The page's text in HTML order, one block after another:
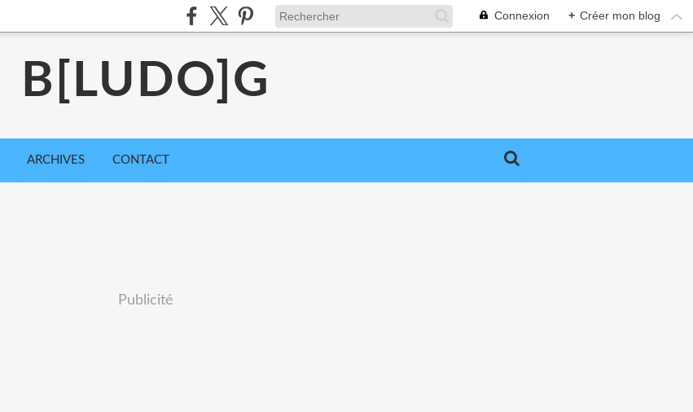
Connexion + Créer mon blog
B[LUDO]G
ARCHIVES CONTACT
Publicité